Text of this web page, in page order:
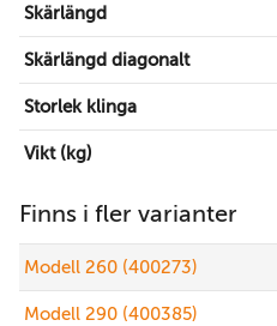
Skärlängd
Skärlängd diagonalt
Storlek klinga
Vikt (kg)
Finns i fler varianter
Modell 260 (400273)
Modell 290 (400385)